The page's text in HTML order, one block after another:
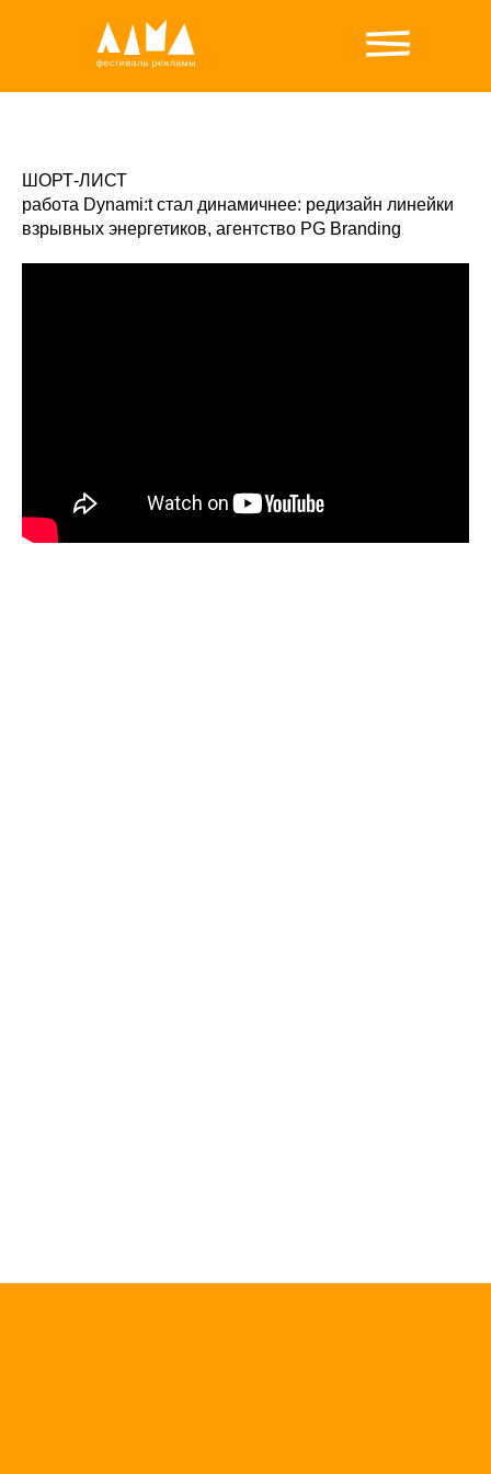
ШОРТ-ЛИСТ
работа Dynami:t стал динамичнее: редизайн линейки
взрывных энергетиков, агентство PG Branding